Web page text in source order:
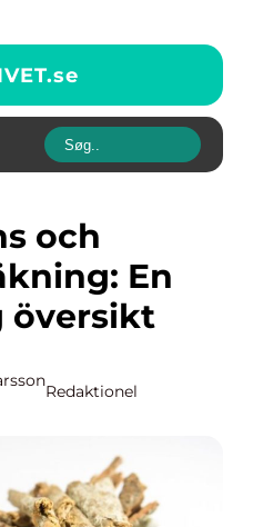
se
En
översikt
Redaktionel